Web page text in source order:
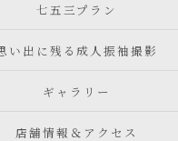
七五三プラン
い出に残る成人振袖撮影
ギャラリー
店舗情報＆アクセス